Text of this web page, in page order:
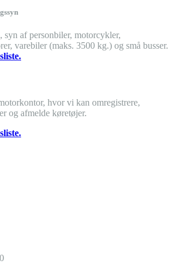
syn af personbiler, motorcykler,
varebiler (maks. 3500 kg.) og små busser.
hvor vi kan omregistrere,
og afmelde køretøjer.